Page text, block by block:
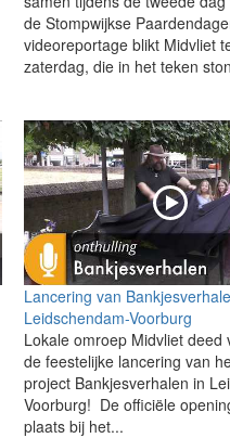
de Stompwijkse
videoreportage blikt Midvliet
zaterdag, die in het teken
Lancering van
Leidschendam-Voorburg
Lokale omroep Midvliet deed
de feestelijke lancering van
project Bankjesverhalen in
Voorburg! De officiële
plaats bij het...